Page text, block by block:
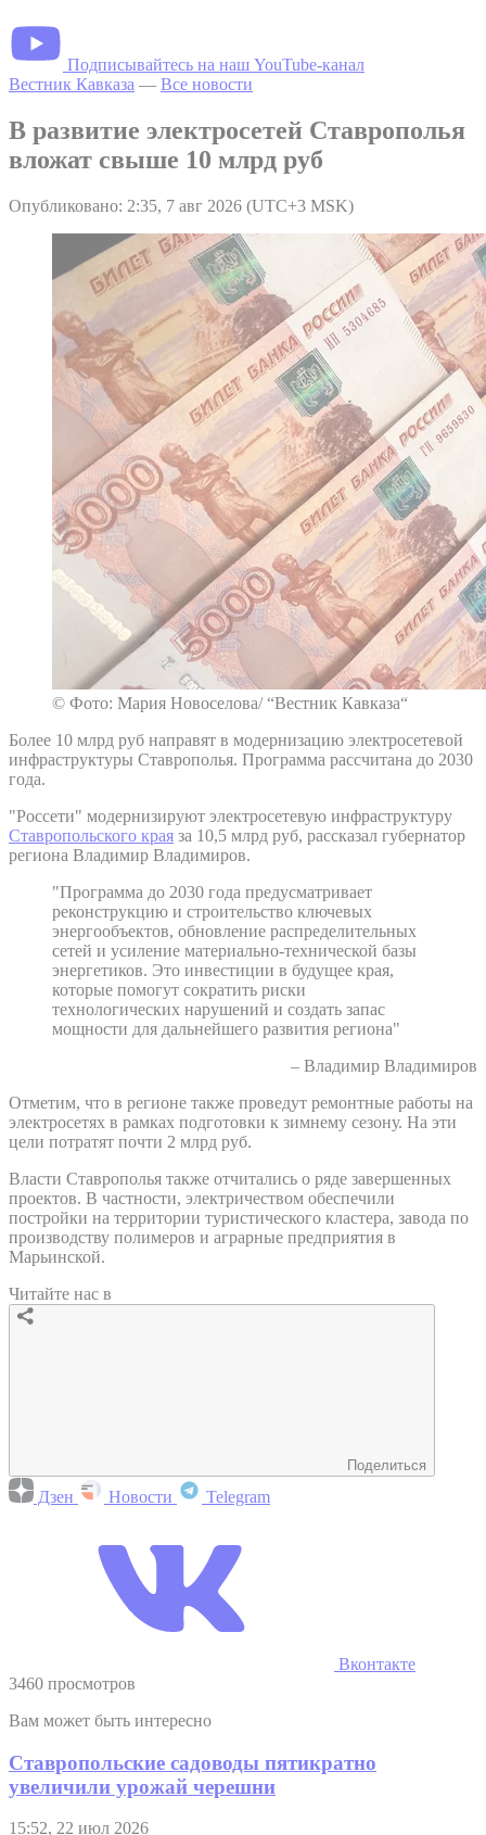
Подписывайтесь на наш YouTube-канал
Вестник Кавказа — Все новости
В развитие электросетей Ставрополья
вложат свыше 10 млрд руб
Опубликовано: 2:35, 7 авг 2026 (UTC+3 MSK)
© Фото: Мария Новоселова/ “Вестник Кавказа“
Более 10 млрд руб направят в модернизацию электросетевой
инфраструктуры Ставрополья. Программа рассчитана до 2030
года.
"Россети" модернизируют электросетевую инфраструктуру
Ставропольского края за 10,5 млрд руб, рассказал губернатор
региона Владимир Владимиров.
"Программа до 2030 года предусматривает
реконструкцию и строительство ключевых
энергообъектов, обновление распределительных
сетей и усиление материально-технической базы
энергетиков. Это инвестиции в будущее края,
которые помогут сократить риски
технологических нарушений и создать запас
мощности для дальнейшего развития региона"
– Владимир Владимиров
Отметим, что в регионе также проведут ремонтные работы на
электросетях в рамках подготовки к зимнему сезону. На эти
цели потратят почти 2 млрд руб.
Власти Ставрополья также отчитались о ряде завершенных
проектов. В частности, электричеством обеспечили
постройки на территории туристического кластера, завода по
производству полимеров и аграрные предприятия в
Марьинской.
Читайте нас в
Поделиться
Дзен Новости Telegram
Вконтакте
3460 просмотров
Вам может быть интересно
Ставропольские садоводы пятикратно
увеличили урожай черешни
15:52, 22 июл 2026